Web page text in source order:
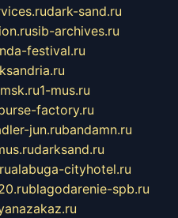
dark-sand.ru
sib-archives.ru
festival.ru
1-mus.ru
factory.ru
jun.rubandamn.ru
darksand.ru
alabuga-cityhotel.ru
blagodarenie-spb.ru